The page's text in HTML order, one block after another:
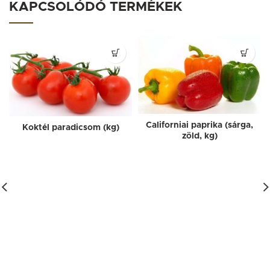
KAPCSOLÓDÓ TERMÉKEK
Koktél paradicsom (kg)
Californiai paprika (sárga,
zöld, kg)